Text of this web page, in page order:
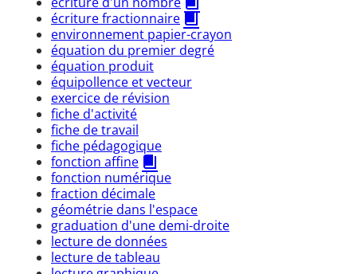
écriture fractionnaire
environnement papier-crayon
équation du premier degré
équation produit
équipollence et vecteur
exercice de révision
fiche d'activité
fiche de travail
fiche pédagogique
fonction affine
fonction numérique
fraction décimale
géométrie dans l'espace
graduation d'une demi-droite
lecture de données
lecture de tableau